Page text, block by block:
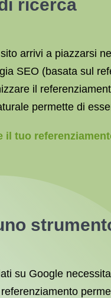
ricerca
arrivi a piazzarsi
SEO (basata sul
il
permette di
il tuo
su Google